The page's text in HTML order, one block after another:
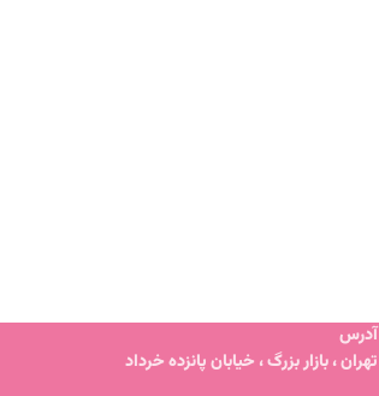
آدرس
تهران ، بازار بزرگ ، خیابان پانزده خرداد